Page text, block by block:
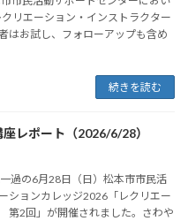
リエーション・インストラクター
はお試し、フォローアップも含め
続きを読む
レポート（2026/6/28）
過の6月28日（日）松本市市民活
ョンカレッジ2026「レクリエー
2回」が開催されました。さわや